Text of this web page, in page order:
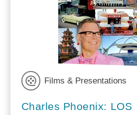
Films & Presentations
Charles Phoenix: LOS